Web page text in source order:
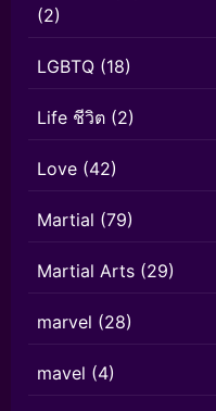
(2)
LGBTQ (18)
Life ชีวิต (2)
Love (42)
Martial (79)
Martial Arts (29)
marvel (28)
mavel (4)